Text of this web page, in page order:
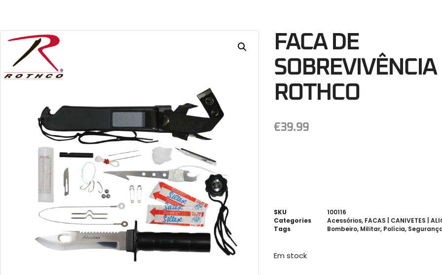
FACA DE
SOBREVIVÊNCIA
ROTHCO
€39.99
SKU
100116
Categories
Acessórios, FACAS | CANIVETES |
Tags
Bombeiro, Militar, Polícia,
Em stock